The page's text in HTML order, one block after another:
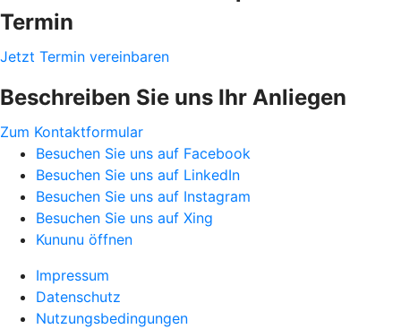
Termin
Jetzt Termin vereinbaren
Beschreiben Sie uns Ihr Anliegen
Zum Kontaktformular
Besuchen Sie uns auf Facebook
Besuchen Sie uns auf LinkedIn
Besuchen Sie uns auf Instagram
Besuchen Sie uns auf Xing
Kununu öffnen
Impressum
Datenschutz
Nutzungsbedingungen